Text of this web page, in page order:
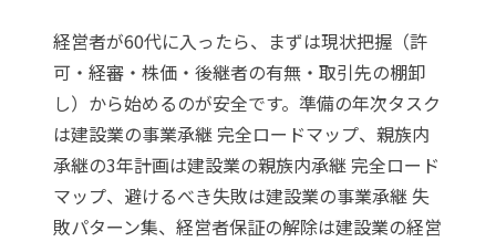
経営者が60代に入ったら、まずは現状把握（許
可・経審・株価・後継者の有無・取引先の棚卸
し）から始めるのが安全です。準備の年次タスク
は建設業の事業承継 完全ロードマップ、親族内
承継の3年計画は建設業の親族内承継 完全ロード
マップ、避けるべき失敗は建設業の事業承継 失
敗パターン集、経営者保証の解除は建設業の経営